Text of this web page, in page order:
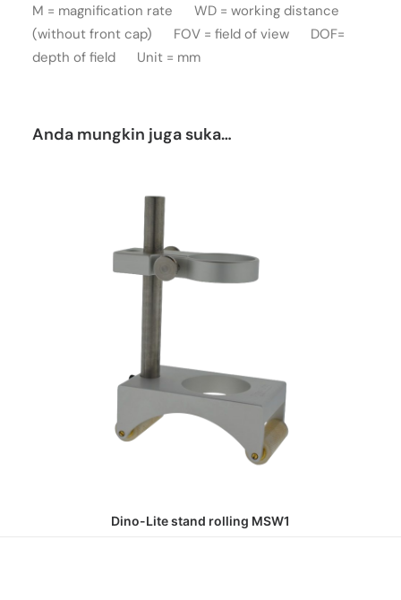
M = magnification rate WD = working distance
(without front cap) FOV = field of view DOF=
depth of field Unit = mm
Anda mungkin juga suka…
DAPATKAN PENAWARAN HARGA
Dino-Lite stand rolling MSW1